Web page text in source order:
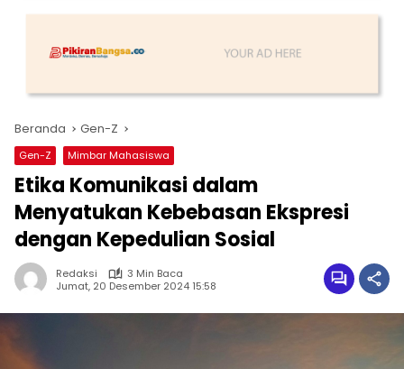
Beranda Gen-Z
Gen-Z Mimbar Mahasiswa
Etika Komunikasi dalam
Menyatukan Kebebasan Ekspresi
dengan Kepedulian Sosial
Redaksi
3 Min Baca
Jumat, 20 Desember 2024 15:58